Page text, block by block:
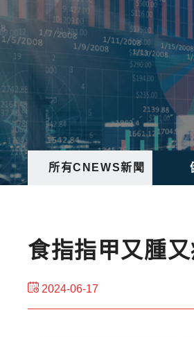
所有CNEWS新聞
食指指甲又腫
2024-06-17